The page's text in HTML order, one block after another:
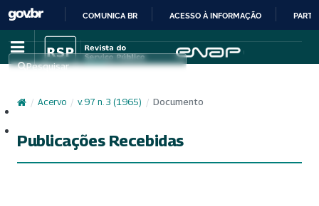
IR
PARA
CONTEÚDO
COMUNICA BR ACESSO À INFORMAÇÃO
Pesquisar
/ Acervo / v. 97 n. 3 (1965) / Documento
Publicações Recebidas